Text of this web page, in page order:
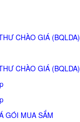
CHÀO GIÁ (BQLDA)
CHÀO GIÁ (BQLDA)
GÓI MUA SẮM